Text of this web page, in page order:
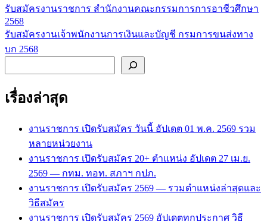
แนะแนว
เรื่อง
รับสมัครงานราชการ สำนักงานคณะกรรมการการอาชีวศึกษา
2568
รับสมัครงานเจ้าพนักงานการเงินและบัญชี กรมการขนส่งทาง
บก 2568
เรื่องล่าสุด
งานราชการ เปิดรับสมัคร วันนี้ อัปเดต 01 พ.ค. 2569 รวม
หลายหน่วยงาน
งานราชการ เปิดรับสมัคร 20+ ตำแหน่ง อัปเดต 27 เม.ย.
2569 — กทม. ทอท. สภาฯ กปภ.
งานราชการ เปิดรับสมัคร 2569 — รวมตำแหน่งล่าสุดและ
วิธีสมัคร
งานราชการ เปิดรับสมัคร 2569 อัปเดตทุกประกาศ วิธี